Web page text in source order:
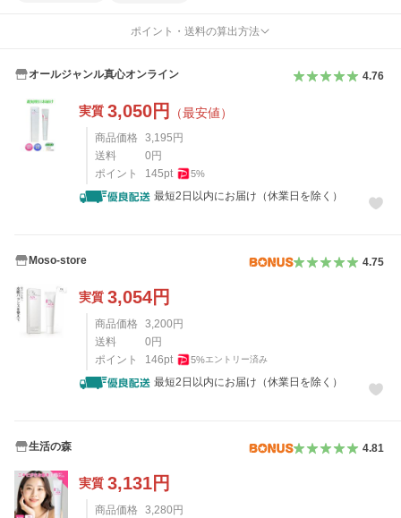
ポイント・送料の算出方法
オールジャンル真心オンライン 4.76
実質 3,050円 （最安値）
商品価格 3,195 円
送料
0 円
ポイント
145pt 5%
最短2日以内にお届け（休業日を除く）
Moso-store 4.75
実質 3,054円
商品価格 3,200 円
送料
0 円
ポイント
146pt 5%エントリー済み
最短2日以内にお届け（休業日を除く）
生活の森 4.81
実質 3,131円
商品価格 3,280 円